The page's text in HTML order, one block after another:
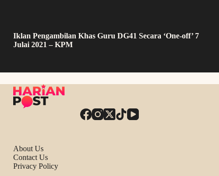
Iklan Pengambilan Khas Guru DG41 Secara ‘One-off’ 7
Julai 2021 – KPM
About Us
Contact Us
Privacy Policy